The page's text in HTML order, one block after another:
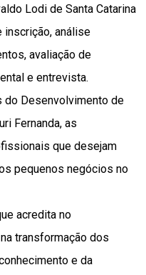
Lodi de Santa Catarina
inscrição, análise
avaliação de
e entrevista.
do Desenvolvimento de
Fernanda, as
que desejam
pequenos negócios no
acredita no
transformação dos
e da